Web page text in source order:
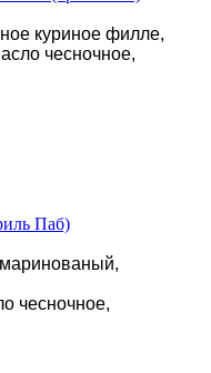
куриное филле,
чесночное,
чесночное,